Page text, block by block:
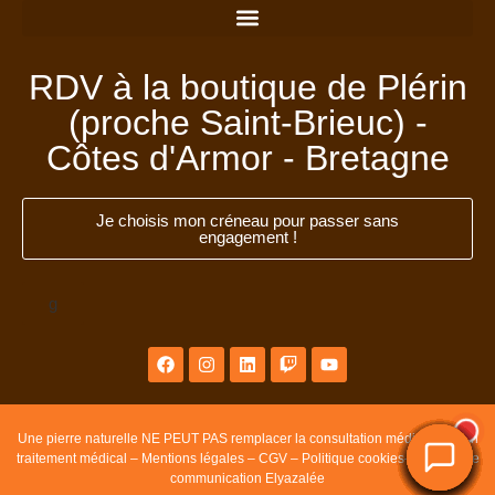
RDV à la boutique de Plérin
(proche Saint-Brieuc) -
Côtes d'Armor - Bretagne
Je choisis mon créneau pour passer sans
engagement !
g
Une pierre naturelle NE PEUT PAS remplacer la consultation médicale ou un
traitement médical – Mentions légales– CGV– Politique cookies–
Agence de
communication Elyazalée